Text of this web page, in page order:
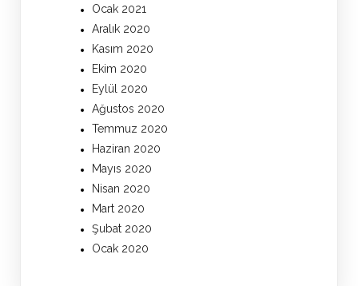
Ocak 2021
Aralık 2020
Kasım 2020
Ekim 2020
Eylül 2020
Ağustos 2020
Temmuz 2020
Haziran 2020
Mayıs 2020
Nisan 2020
Mart 2020
Şubat 2020
Ocak 2020